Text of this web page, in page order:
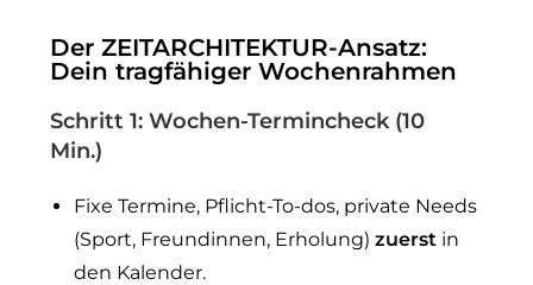
Der ZEITARCHITEKTUR-Ansatz:
Dein tragfähiger Wochenrahmen
Schritt 1: Wochen-Termincheck (10
Min.)
Fixe Termine, Pflicht-To-dos, private Needs
(Sport, Freundinnen, Erholung)zuerst in
den Kalender.